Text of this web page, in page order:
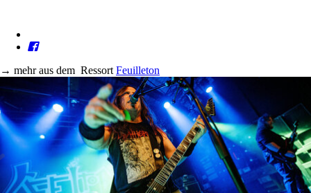
→ mehr aus dem Ressort Feuilleton